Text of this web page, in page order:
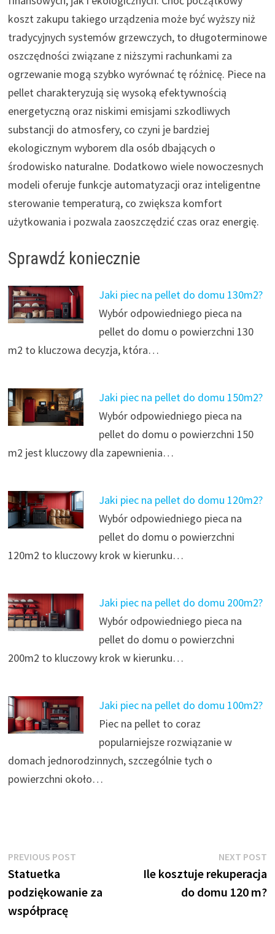
koszt zakupu takiego urządzenia może być wyższy niż
tradycyjnych systemów grzewczych, to długoterminowe
oszczędności związane z niższymi rachunkami za
ogrzewanie mogą szybko wyrównać tę różnicę. Piece na
pellet charakteryzują się wysoką efektywnością
energetyczną oraz niskimi emisjami szkodliwych
substancji do atmosfery, co czyni je bardziej
ekologicznym wyborem dla osób dbających o
środowisko naturalne. Dodatkowo wiele nowoczesnych
modeli oferuje funkcje automatyzacji oraz inteligentne
sterowanie temperaturą, co zwiększa komfort
użytkowania i pozwala zaoszczędzić czas oraz energię.
Sprawdź koniecznie
Jaki piec na pellet do domu 130m2?
Wybór odpowiedniego pieca na
pellet do domu o powierzchni 130
m2 to kluczowa decyzja, która…
Jaki piec na pellet do domu 150m2?
Wybór odpowiedniego pieca na
pellet do domu o powierzchni 150
m2 jest kluczowy dla zapewnienia…
Jaki piec na pellet do domu 120m2?
Wybór odpowiedniego pieca na
pellet do domu o powierzchni
120m2 to kluczowy krok w kierunku…
Jaki piec na pellet do domu 200m2?
Wybór odpowiedniego pieca na
pellet do domu o powierzchni
200m2 to kluczowy krok w kierunku…
Jaki piec na pellet do domu 100m2?
Piec na pellet to coraz
popularniejsze rozwiązanie w
domach jednorodzinnych, szczególnie tych o
powierzchni około…
Nawigacja
wpisu
PREVIOUS POSTPrevious
Statuetka
podziękowanie za
współpracę
NEXT POST
Ile kosztuje rekuperacja
do domu 120 m?